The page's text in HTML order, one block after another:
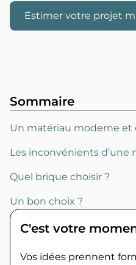
Estimer votre projet
Sommaire
Un matériau moderne et
Les inconvénients d’une
Quel brique choisir ?
Un bon choix ?
C'est votre
Vos idées prennent